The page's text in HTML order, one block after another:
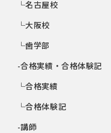
└名古屋校
└大阪校
└歯学部
-合格実績・合格体験記
└合格実績
└合格体験記
-講師